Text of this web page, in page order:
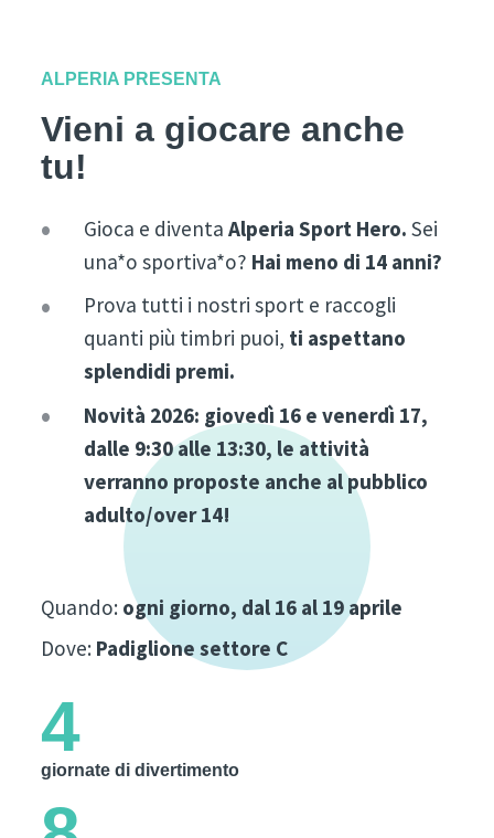
ALPERIA PRESENTA
Vieni a giocare anche
tu!
Gioca e diventa Alperia Sport Hero. Sei
una*o sportiva*o? Hai meno di 14 anni?
Prova tutti i nostri sport e raccogli
quanti più timbri puoi, ti aspettano
splendidi premi.
Novità 2026: giovedì 16 e venerdì 17,
dalle 9:30 alle 13:30, le attività
verranno proposte anche al pubblico
adulto/over 14!
Quando: ogni giorno, dal 16 al 19 aprile
Dove: Padiglione settore C
4
giornate di divertimento